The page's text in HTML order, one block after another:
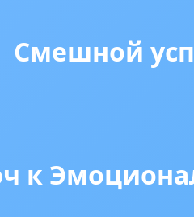
Смешной
к